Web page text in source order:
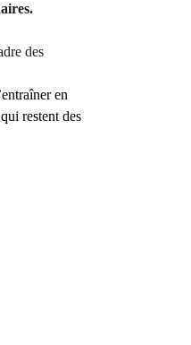
des
en
restent des